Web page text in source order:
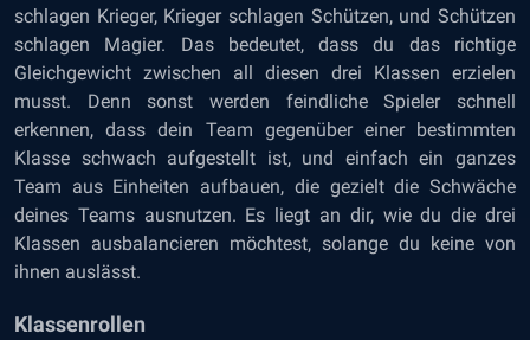
schlagen Krieger, Krieger schlagen Schützen, und Schützen
schlagen Magier. Das bedeutet, dass du das richtige
Gleichgewicht zwischen all diesen drei Klassen erzielen
musst. Denn sonst werden feindliche Spieler schnell
erkennen, dass dein Team gegenüber einer bestimmten
Klasse schwach aufgestellt ist, und einfach ein ganzes
Team aus Einheiten aufbauen, die gezielt die Schwäche
deines Teams ausnutzen. Es liegt an dir, wie du die drei
Klassen ausbalancieren möchtest, solange du keine von
ihnen auslässt.
Klassenrollen